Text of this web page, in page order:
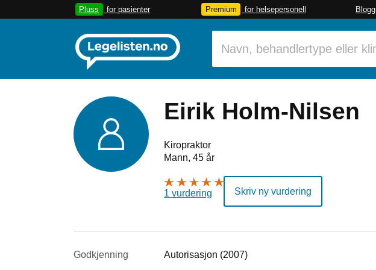
Pluss for pasienter Premium for helsepersonell Blogg
Eirik Holm-Nilsen
Kiropraktor
Mann, 45 år
1 vurdering Skriv ny vurdering
Godkjenning Autorisasjon (2007)